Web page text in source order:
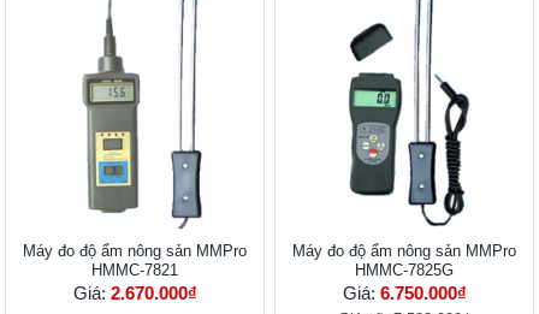
Máy đo độ ẩm nông sản MMPro
HMMC-7821
Giá: 2.670.000₫
Máy đo độ ẩm nông sản MMPro
HMMC-7825G
Giá: 6.750.000₫